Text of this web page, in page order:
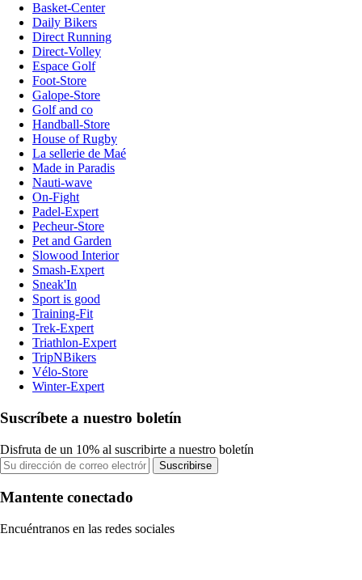
Basket-Center
Daily Bikers
Direct Running
Direct-Volley
Espace Golf
Foot-Store
Galope-Store
Golf and co
Handball-Store
House of Rugby
La sellerie de Maé
Made in Paradis
Nauti-wave
On-Fight
Padel-Expert
Pecheur-Store
Pet and Garden
Slowood Interior
Smash-Expert
Sneak'In
Sport is good
Training-Fit
Trek-Expert
Triathlon-Expert
TripNBikers
Vélo-Store
Winter-Expert
Suscríbete a nuestro boletín
Disfruta de un 10% al suscribirte a nuestro boletín
Suscribirse
Mantente conectado
Encuéntranos en las redes sociales